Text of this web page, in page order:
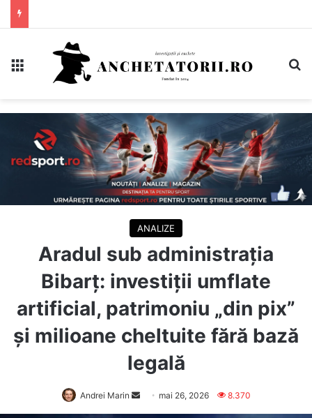
ANALIZE
Aradul sub administrația
Bibarț: investiții umflate
artificial, patrimoniu „din pix”
și milioane cheltuite fără bază
legală
Andrei Marin
Send
an
mai 26, 2026 8.370